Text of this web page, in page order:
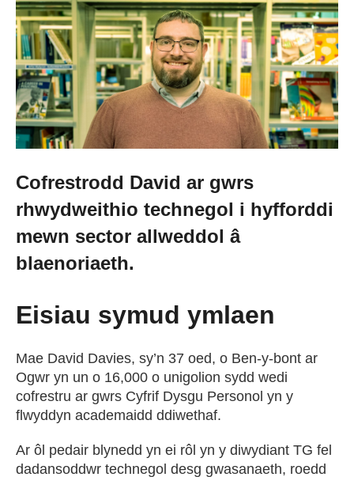
Newid dy stori
Straeon go iawn
Cysylltu â ni
Newyddion
Digwyddiadau
Trefnu apwyntiad
Cofrestrodd David ar gwrs
rhwydweithio technegol i hyfforddi
mewn sector allweddol â
blaenoriaeth.
Eisiau symud ymlaen
Mae David Davies, sy’n 37 oed, o Ben-y-bont ar
Ogwr yn un o 16,000 o unigolion sydd wedi
cofrestru ar gwrs Cyfrif Dysgu Personol yn y
flwyddyn academaidd ddiwethaf.
Ar ôl pedair blynedd yn ei rôl yn y diwydiant TG fel
dadansoddwr technegol desg gwasanaeth, roedd